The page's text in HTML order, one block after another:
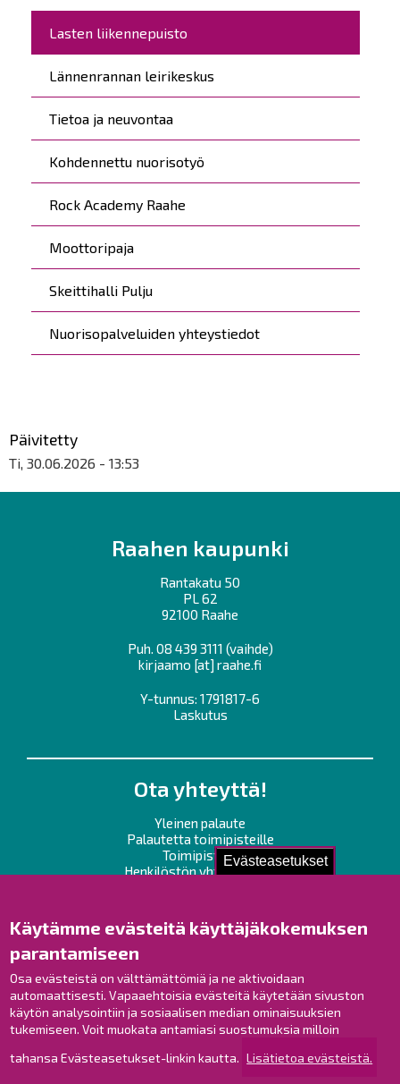
Evästeasetukset
Käytämme evästeitä käyttäjäkokemuksen
parantamiseen
Osa evästeistä on välttämättömiä ja ne aktivoidaan
automaattisesti. Vapaaehtoisia evästeitä käytetään sivuston
käytön analysointiin ja sosiaalisen median ominaisuuksien
tukemiseen. Voit muokata antamiasi suostumuksia milloin
tahansa Evästeasetukset-linkin kautta. Lisätietoa evästeistä.
Lasten liikennepuisto
Lännenrannan leirikeskus
Tietoa ja neuvontaa
Kohdennettu nuorisotyö
Rock Academy Raahe
Moottoripaja
Skeittihalli Pulju
Nuorisopalveluiden yhteystiedot
Päivitetty
Ti, 30.06.2026 - 13:53
Raahen kaupunki
Rantakatu 50
PL 62
92100 Raahe
Puh. 08 439 3111 (vaihde)
kirjaamo [at] raahe.fi
Y-tunnus: 1791817-6
Laskutus
Ota yhteyttä!
Yleinen palaute
Palautetta toimipisteille
Toimipisteet
Henkilöstön yhteystiedot
Raahe Facebookissa
Raahe Instagramissa
Raahe LinkedInissä
Raahe YouTubessa